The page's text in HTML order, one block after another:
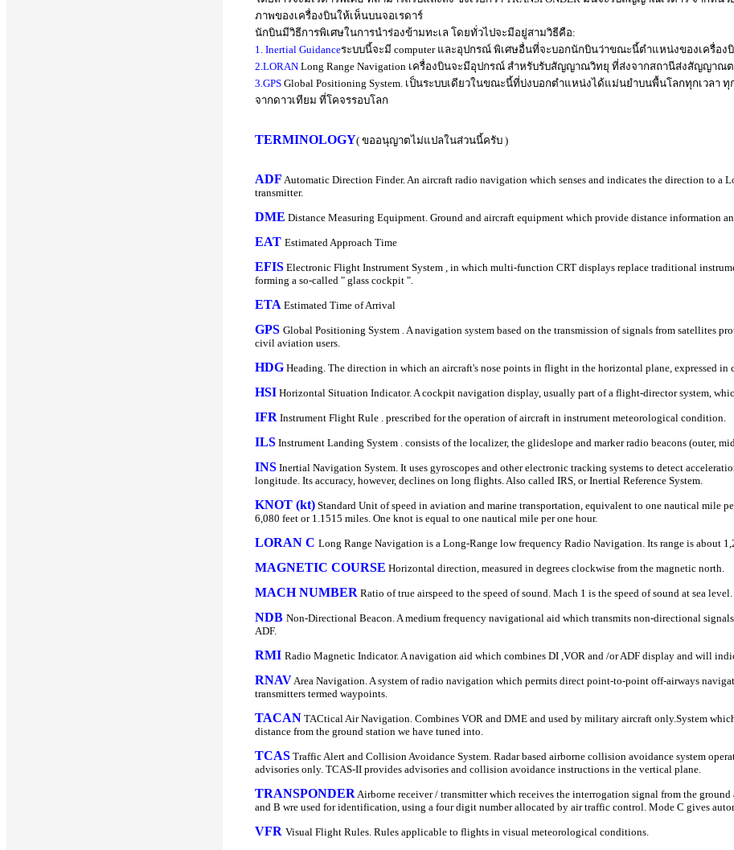
ภาพของเครื่องบินให้เห็นบนจอเรดาร์
นักบินมีวิธีการพิเศษในการนำร่องข้ามทะเล โดยทั่วไปจะมีอยู่สามวิธีคือ:
1. Inertial Guidanceระบบนี้จะมี computer และอุปกรณ์ พิเศษอื่นที่จะบอกนักบินว่าขณะนี้ตำแหน่งของเครื่อ
2.LORAN Long Range Navigation เครื่องบินจะมีอุปกรณ์ สำหรับรับสัญญาณวิทยุ ที่ส่งจากสถานีส่งสัญญ
3.GPS Global Positioning System. เป็นระบบเดียวในขณะนี้ที่บ่งบอกตำแหน่งได้แม่นยำบนพื้นโลกทุกเวล
จากดาวเทียม ที่โคจรรอบโลก
TERMINOLOGY( ขออนุญาตไม่แปลในส่วนนี้ครับ )
ADF Automatic Direction Finder. An aircraft radio navigation which senses and indicates the direction to a
transmitter.
DME Distance Measuring Equipment. Ground and aircraft equipment which provide distance information
EAT Estimated Approach Time
EFIS Electronic Flight Instrument System , in which multi-function CRT displays replace traditional
forming a so-called " glass cockpit ".
ETA Estimated Time of Arrival
GPS Global Positioning System . A navigation system based on the transmission of signals from satellites
civil aviation users.
HDG Heading. The direction in which an aircraft's nose points in flight in the horizontal plane, expressed in
HSI Horizontal Situation Indicator. A cockpit navigation display, usually part of a flight-director system,
IFR Instrument Flight Rule . prescribed for the operation of aircraft in instrument meteorological condition.
ILS Instrument Landing System . consists of the localizer, the glideslope and marker radio beacons (outer,
INS Inertial Navigation System. It uses gyroscopes and other electronic tracking systems to detect
longitude. Its accuracy, however, declines on long flights. Also called IRS, or Inertial Reference System.
KNOT (kt) Standard Unit of speed in aviation and marine transportation, equivalent to one nautical mile
6,080 feet or 1.1515 miles. One knot is equal to one nautical mile per one hour.
LORAN C Long Range Navigation is a Long-Range low frequency Radio Navigation. Its range is about
MAGNETIC COURSE Horizontal direction, measured in degrees clockwise from the magnetic north.
MACH NUMBER Ratio of true airspeed to the speed of sound. Mach 1 is the speed of sound at sea
NDB Non-Directional Beacon. A medium frequency navigational aid which transmits non-directional
ADF.
RMI Radio Magnetic Indicator. A navigation aid which combines DI ,VOR and /or ADF display and will
RNAVArea Navigation. A system of radio navigation which permits direct point-to-point off-airways
transmitters termed waypoints.
TACAN TACtical Air Navigation. Combines VOR and DME and used by military aircraft only.System
distance from the ground station we have tuned into.
TCAS Traffic Alert and Collision Avoidance System. Radar based airborne collision avoidance system
advisories only. TCAS-II provides advisories and collision avoidance instructions in the vertical plane.
TRANSPONDER Airborne receiver / transmitter which receives the interrogation signal from the
and B wre used for identification, using a four digit number allocated by air traffic control. Mode C gives
VFR Visual Flight Rules. Rules applicable to flights in visual meteorological conditions.